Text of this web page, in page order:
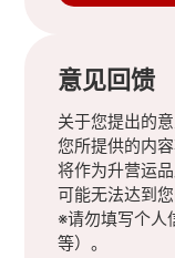
意见回馈
关于您提出的
您所提供的内
将作为升营运
可能无法达到
※请勿填写个人
等）。